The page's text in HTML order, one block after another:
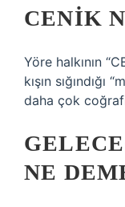
CENIK
Yöre halkının
kışın
daha çok
NE